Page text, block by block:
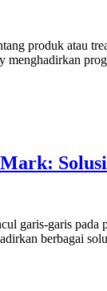
produk atau
garis-garis
berbagai